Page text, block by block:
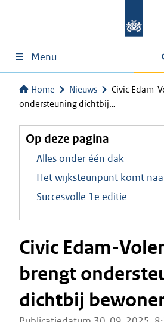
Menu
Home Nieuws
Civic Edam-
ondersteuning dichtbij…
Op deze pagina
Alles onder één dak
Het wijksteunpunt komt
Succesvolle 1e editie
Civic Edam-
brengt
dichtbij